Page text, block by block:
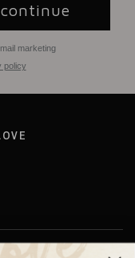
continue
marketing
policy